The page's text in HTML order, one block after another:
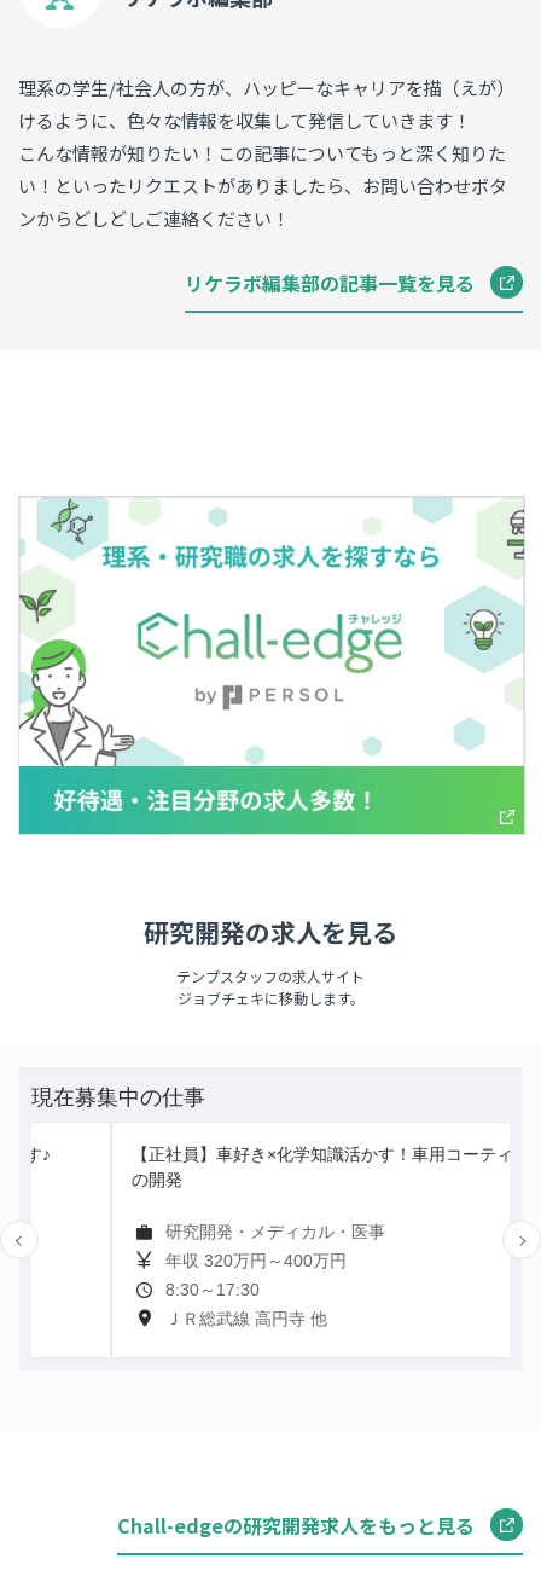
理系の学生/社会人の方が、ハッピーなキャリアを描（えが）
けるように、色々な情報を収集して発信していきます！
こんな情報が知りたい！この記事についてもっと深く知りた
い！といったリクエストがありましたら、お問い合わせボタ
ンからどしどしご連絡ください！
リケラボ編集部の記事一覧を見る
研究開発の求人を見る
テンプスタッフの求人サイト
ジョブチェキに移動します。
Chall-edgeの研究開発求人をもっと見る